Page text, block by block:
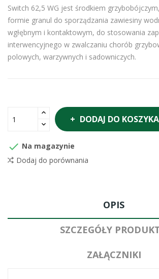
Switch 62,5 WG jest środkiem
formie granul do sporządzania zawiesiny
wgłębnym i kontaktowym, do stosowania
interwencyjnego w zwalczaniu chorób
polowych, warzywnych i sadowniczych.
DODAJ DO KOSZYKA
 Na magazynie
Dodaj do porównania
OPIS
SZCZEGÓŁY
ZAŁĄCZNIKI